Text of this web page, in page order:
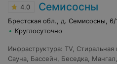
4.0 Семисосны
Брестская обл., д. Семисосны, 6/
Круглосуточно
Инфраструктура: TV,
Сауна, Бассейн, Беседка, Мангал,